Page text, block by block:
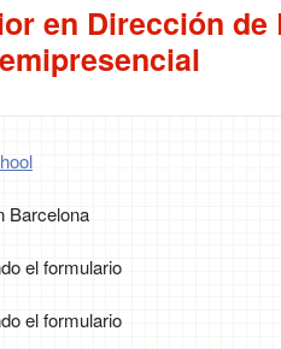
en Dirección de
Barcelona
el formulario
el formulario